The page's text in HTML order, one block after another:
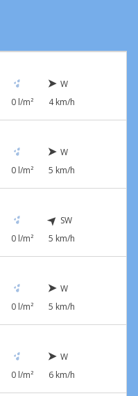
0 l/m²
W
4 km/h
0 l/m²
W
5 km/h
0 l/m²
SW
5 km/h
0 l/m²
W
5 km/h
0 l/m²
W
6 km/h